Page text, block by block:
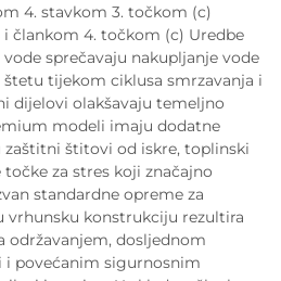
4. stavkom 3. točkom (c)
i člankom 4. točkom (c) Uredbe
sprečavaju nakupljanje vode
tijekom ciklusa smrzavanja i
dijelovi olakšavaju temeljno
modeli imaju dodatne
štitovi od iskre, toplinski
za stres koji značajno
standardne opreme za
vrhunsku konstrukciju rezultira
održavanjem, dosljednom
i povećanim sigurnosnim